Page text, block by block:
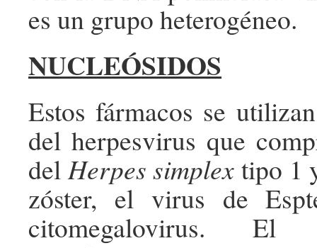
es un grupo heterogéneo.
NUCLEÓSIDOS
Estos fármacos se
del herpesvirus que
delHerpes simplex tipo 1
zóster, el virus de
citomegalovirus.